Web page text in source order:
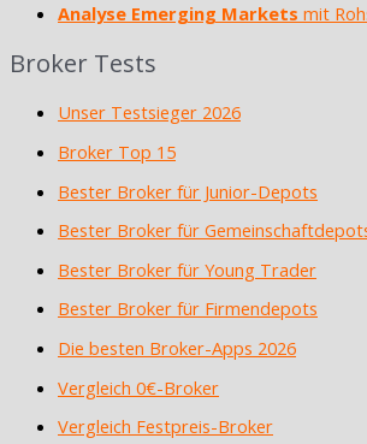
Analyse Emerging Markets mit
Broker Tests
Unser Testsieger 2026
Broker Top 15
Bester Broker für Junior-Depots
Bester Broker für
Bester Broker für Young Trader
Bester Broker für Firmendepots
Die besten Broker-Apps 2026
Vergleich 0€-Broker
Vergleich Festpreis-Broker